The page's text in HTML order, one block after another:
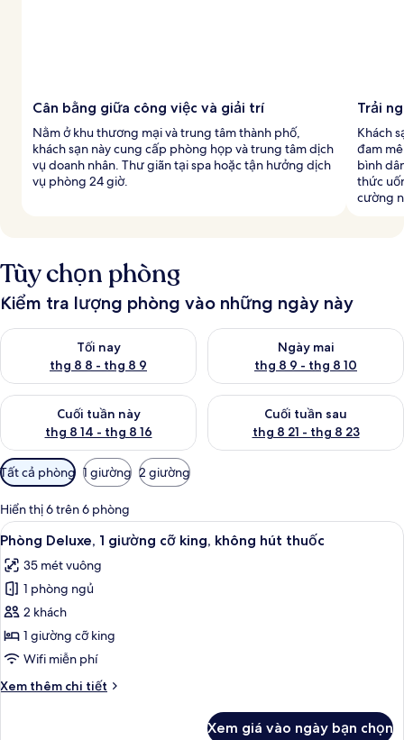
Cân bằng giữa công việc và giải trí
Nằm ở khu thương mại và trung tâm thành phố,
khách sạn này cung cấp phòng họp và trung tâm dịch
vụ doanh nhân. Thư giãn tại spa hoặc tận hưởng dịch
vụ phòng 24 giờ.
Trải
Khách
đam
bình
thức
cường
Tùy chọn phòng
Kiểm tra lượng phòng vào những ngày này
Tối nay
thg 8 8 - thg 8 9
Kiểm tra lượng phòng tối nay từ thg 8 8 - thg 8 9
Ngày mai
thg 8 9 - thg 8 10
Kiểm tra lượng phòng ngày
Cuối tuần này
thg 8 14 - thg 8 16
Kiểm tra lượng phòng cuối tuần này từ thg 8 14 - thg 8 16
Cuối tuần sau
thg 8 21 - thg 8 23
Kiểm tra lượng phòng cuối
Bộ
lọc
có
thể
dùng
để
lọc
tìm
phòng
Tất cả phòng 1 giường 2 giường
Hiển thị 6 trên 6 phòng
Xem
tất
cả
ảnh
Phòng
Deluxe,
1
cỡ
Bộ đồ giường cao cấp, minibar, két
4
Phòng Deluxe, 1 giường cỡ king, không hút thuốc
35 mét vuông
1 phòng ngủ
2 khách
1 giường cỡ king
Wifi miễn phí
Xem thêm chi tiết
Chi
Xem giá vào ngày bạn chọn